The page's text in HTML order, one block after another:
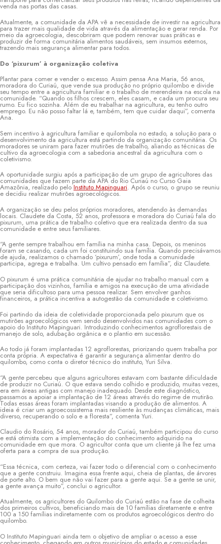
venda nas portas das casas.
Atualmente, a comunidade da APA vê a necessidade de investir na agricultura
para trazer mais qualidade de vida através da alimentação e gerar renda. Por
meio da agroecologia, descobriram que podem renovar suas práticas e
produzir de forma comunitária alimentos saudáveis, sem insumos externos,
trazendo mais segurança alimentar para todos.
Do ‘pixurum’ à organização coletiva
Plantar para comer e vender o excesso. Assim pensa Ana Maria, 56 anos,
moradora do Curiaú, que vende sua produção no próprio quilombo e divide
seu tempo entre a agricultura familiar e o trabalho de merendeira na escola na
comunidade. “Quando os filhos crescem, eles casam, e cada um procura seu
rumo. Eu fico sozinha. Além de eu trabalhar na agricultura, eu tenho outro
emprego. Eu não posso faltar lá e, também, tem que cuidar daqui”, comenta
Ana.
Sem incentivo à agricultura familiar e quilombola no estado, a solução para o
desenvolvimento da agricultura está partindo da organização comunitária. Os
moradores se uniram para fazer mutirões de trabalho, aliando as técnicas de
cultivo da agroecologia com a sabedoria ancestral da agricultura com o
coletivismo.
A oportunidade surgiu após a participação de um grupo de agricultores das
comunidades que fazem parte da APA do Rio Curiaú no Curso Gaia
Amazônia, realizado peloInstituto Mapinguari. Após o curso, o grupo se reuniu
e decidiu realizar mutirões agroecológicos.
A organização se deu pelos próprios moradores, atendendo às demandas
locais. Claudete da Costa, 52 anos, professora e moradora do Curiaú fala do
pixurum, uma prática de trabalho coletivo que era realizada dentro da sua
comunidade e entre seus familiares.
“A gente sempre trabalhou em família na minha casa. Depois, os meninos
foram se casando, cada um foi constituindo sua família. Quando precisávamos
de ajuda, realizamos o chamado ‘pixurum’, onde toda a comunidade
participa, agrega e trabalha. Um cultivo pensado em família”, diz Claudete.
O pixurum é uma prática comunitária de ajudar no trabalho manual com a
participação dos vizinhos, família e amigos na execução de uma atividade
que seria dificultoso para uma pessoa realizar. Sem envolver ganhos
financeiros, a prática incentiva a autogestão da comunidade e coletivismo.
Foi partindo da ideia de coletividade proporcionada pelo pixurum que os
mutirões agroecológicos vem sendo desenvolvidos nas comunidades com o
apoio do Instituto Mapinguari. Introduzindo conhecimentos agroflorestais de
manejo de solo, adubação orgânica e o plantio em sucessão.
Ao todo já foram implantadas 12 agroflorestas, priorizando quem trabalha por
conta própria. A expectativa é garantir a segurança alimentar dentro do
quilombo, como conta o diretor técnico do instituto, Yuri Silva.
“A gente percebeu que alguns agricultores estavam com bastante dificuldade
de produzir no Curiaú. O que estava sendo colhido e produzido, muitas vezes,
era em áreas antigas com manejo inadequado. Desde este diagnóstico,
passamos a apoiar a implantação de 12 áreas através do regime de mutirão.
Todas essas áreas foram implantadas visando a produção de alimentos. A
ideia é criar um agroecossistema mais resiliente às mudanças climáticas, mais
diverso, recuperando o solo e a floresta”, comenta Yuri.
Claudio do Rosário, 54 anos, morador do Curiaú, também participou do curso
e está otimista com a implementação do conhecimento adquirido na
comunidade em que mora. O agricultor conta que um cliente já lhe fez uma
oferta para a compra de sua produção.
“Essa técnica, com certeza, vai fazer todo o diferencial com o conhecimento
que a gente construiu. Imagina essa frente aqui, cheia de plantas, de árvores
de porte alto. O bem que não vai fazer para a gente aqui. Se a gente se unir,
a gente avança muito”, conclui o agricultor.
Atualmente, os agricultores do Quilombo do Curiaú estão na fase de colheita
dos primeiros cultivos, beneficiando mais de 10 famílias diretamente e entre
100 a 150 famílias indiretamente com os produtos agroecológicos dentro do
quilombo.
O Instituto Mapinguari ainda tem o objetivo de ampliar o acesso a esse